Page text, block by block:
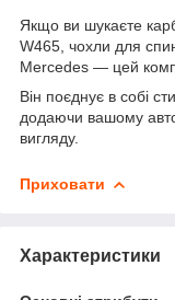
Якщо ви шукаєте
W465, чохли для
Mercedes — цей
Він поєднує в собі
додаючи вашому
вигляду.
Приховати
Характеристики